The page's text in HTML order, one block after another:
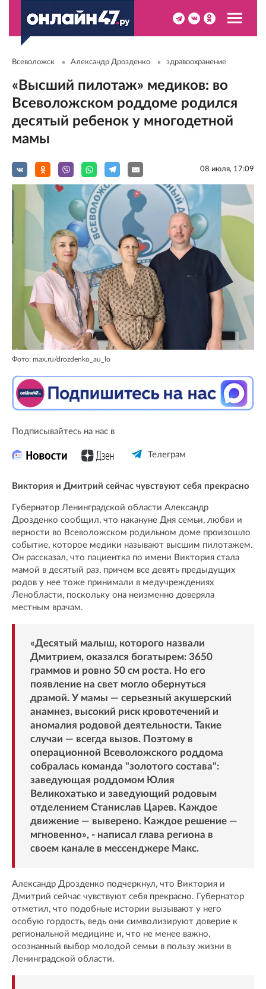
Всеволожск Александр Дрозденко здравоохранение
«Высший пилотаж» медиков: во
Всеволожском роддоме родился
десятый ребенок у многодетной
мамы
08 июля, 17:09
Фото: max.ru/drozdenko_au_lo
Подписывайтесь на нас в
Телеграм
Виктория и Дмитрий сейчас чувствуют себя прекрасно
Губернатор Ленинградской области Александр
Дрозденко сообщил, что накануне Дня семьи, любви и
верности во Всеволожском родильном доме произошло
событие, которое медики называют высшим пилотажем.
Он рассказал, что пациентка по имени Виктория стала
мамой в десятый раз, причем все девять предыдущих
родов у нее тоже принимали в медучреждениях
Ленобласти, поскольку она неизменно доверяла
местным врачам.
«Десятый малыш, которого назвали
Дмитрием, оказался богатырем: 3650
граммов и ровно 50 см роста. Но его
появление на свет могло обернуться
драмой. У мамы — серьезный акушерский
анамнез, высокий риск кровотечений и
аномалия родовой деятельности. Такие
случаи — всегда вызов. Поэтому в
операционной Всеволожского роддома
собралась команда "золотого состава":
заведующая роддомом Юлия
Великохатько и заведующий родовым
отделением Станислав Царев. Каждое
движение — выверено. Каждое решение —
мгновенно», - написал глава региона в
своем канале в мессенджере Макс.
Александр Дрозденко подчеркнул, что Виктория и
Дмитрий сейчас чувствуют себя прекрасно. Губернатор
отметил, что подобные истории вызывают у него
особую гордость, ведь они символизируют доверие к
региональной медицине и, что не менее важно,
осознанный выбор молодой семьи в пользу жизни в
Ленинградской области.